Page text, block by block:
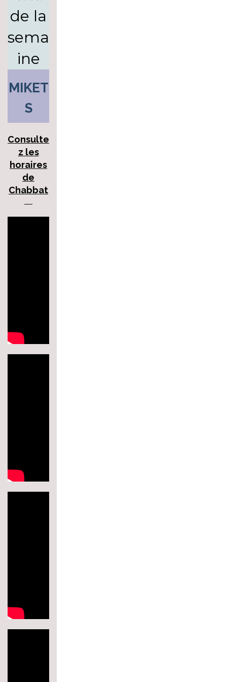
de la
sema
ine
MIKET
S
Consulte
z les
horaires
de
Chabbat